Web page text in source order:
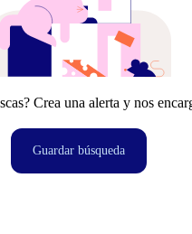
Crea una alerta y nos
Guardar búsqueda